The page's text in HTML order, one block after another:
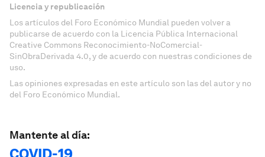
Licencia y republicación
Los artículos del Foro Económico Mundial pueden volver a
publicarse de acuerdo con la Licencia Pública Internacional
Creative Commons Reconocimiento-NoComercial-
SinObraDerivada 4.0, y de acuerdo con nuestras condiciones de
uso.
Las opiniones expresadas en este artículo son las del autor y no
del Foro Económico Mundial.
Mantente al día: